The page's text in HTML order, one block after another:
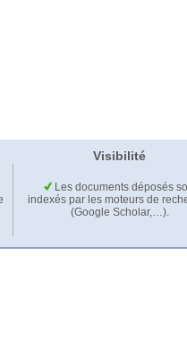
Visibilité
Les documents déposés
indexés par les moteurs de
(Google Scholar,…).